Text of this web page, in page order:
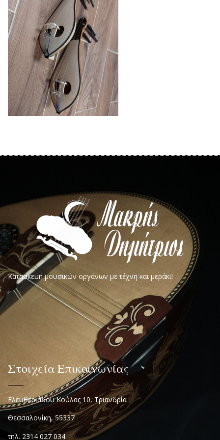
Κατασκευή μουσικών οργάνων με τέχνη και μεράκι!
Στοιχεία Επικοινωνίας
Ελευθεριάδου Κούλας 10, Τριανδρία
Θεσσαλονίκη, 55337
τηλ. 2314 027 034